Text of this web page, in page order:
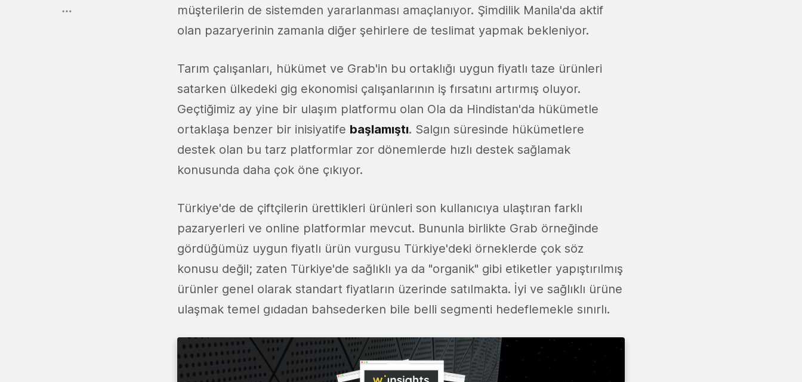
müşterilerin de sistemden yararlanması amaçlanıyor. Şimdilik Manila'da aktif
olan pazaryerinin zamanla diğer şehirlere de teslimat yapmak bekleniyor.
Tarım çalışanları, hükümet ve Grab'in bu ortaklığı uygun fiyatlı taze ürünleri
satarken ülkedeki gig ekonomisi çalışanlarının iş fırsatını artırmış oluyor.
Geçtiğimiz ay yine bir ulaşım platformu olan Ola da Hindistan'da hükümetle
ortaklaşa benzer bir inisiyatife başlamıştı. Salgın süresinde hükümetlere
destek olan bu tarz platformlar zor dönemlerde hızlı destek sağlamak
konusunda daha çok öne çıkıyor.
Türkiye'de de çiftçilerin ürettikleri ürünleri son kullanıcıya ulaştıran farklı
pazaryerleri ve online platformlar mevcut. Bununla birlikte Grab örneğinde
gördüğümüz uygun fiyatlı ürün vurgusu Türkiye'deki örneklerde çok söz
konusu değil; zaten Türkiye'de sağlıklı ya da "organik" gibi etiketler yapıştırılmış
ürünler genel olarak standart fiyatların üzerinde satılmakta. İyi ve sağlıklı ürüne
ulaşmak temel gıdadan bahsederken bile belli segmenti hedeflemekle sınırlı.